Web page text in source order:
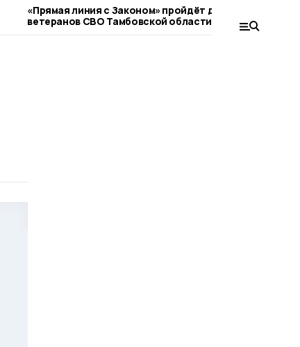
«Прямая линия с Законом» пройдёт для
ветеранов СВО Тамбовской области
Доску